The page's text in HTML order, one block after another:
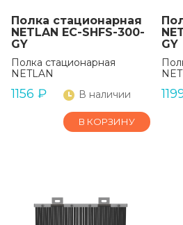
Полка стационарная
NETLAN EC-SHFS-300-
GY
Полка стационарная
NETLAN
1156 ₽ В наличии
В КОРЗИНУ
GY